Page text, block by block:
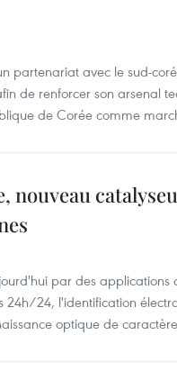
partenariat avec le sud-
de renforcer son arsenal
de Corée comme
nouveau
par des applications
24h/24, l'identification
optique de